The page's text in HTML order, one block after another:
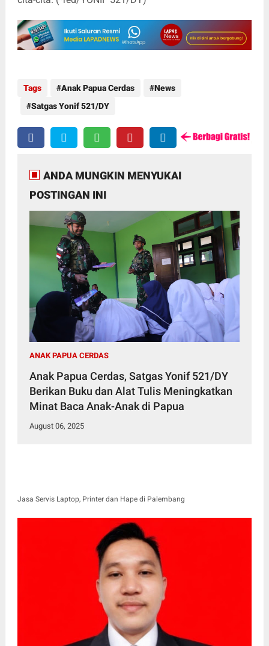
Tags Anak Papua Cerdas
News
Satgas Yonif 521/DY
ANDA MUNGKIN MENYUKAI
POSTINGAN INI
ANAK PAPUA CERDAS
Anak Papua Cerdas, Satgas Yonif 521/DY
Berikan Buku dan Alat Tulis Meningkatkan
Minat Baca Anak-Anak di Papua
August 06, 2025
Jasa Servis Laptop, Printer dan Hape di Palembang